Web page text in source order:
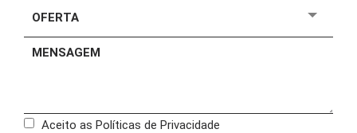
Aceito as Políticas de Privacidade